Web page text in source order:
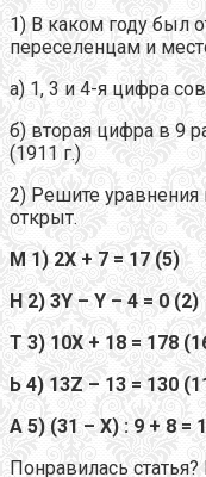
1) В каком году был
переселенцам и
а) 1, 3 и 4-я цифра
б) вторая цифра в 9
(1911 г.)
2) Решите уравнения
открыт.
М 1) 2Х + 7 = 17 (5)
Н 2) 3Y – Y – 4 = 0 (2)
Т 3) 10Х + 18 = 178
Ь 4) 13Z – 13 = 130
A 5) (31 – Х) : 9 + 8 =
Понравилась